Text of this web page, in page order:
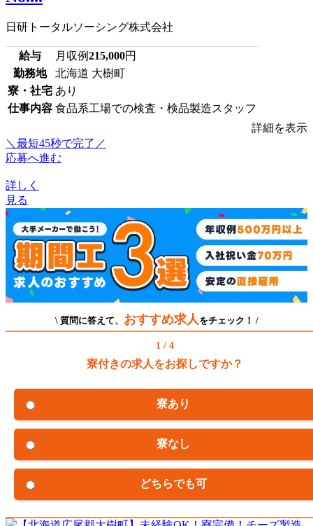
日研トータルソーシング株式会社
給与 月収例215,000円
勤務地
北海道 大樹町
寮・社宅 あり
仕事内容 食品系工場での検査・検品製造スタッフ
詳細を表示
＼最短45秒で完了／
応募へ進む
詳しく
見る
\ 質問に答えて、 おすすめ求人 をチェック！ /
1 / 4
寮付きの求人をお探しですか？
寮あり
寮なし
どちらでも可